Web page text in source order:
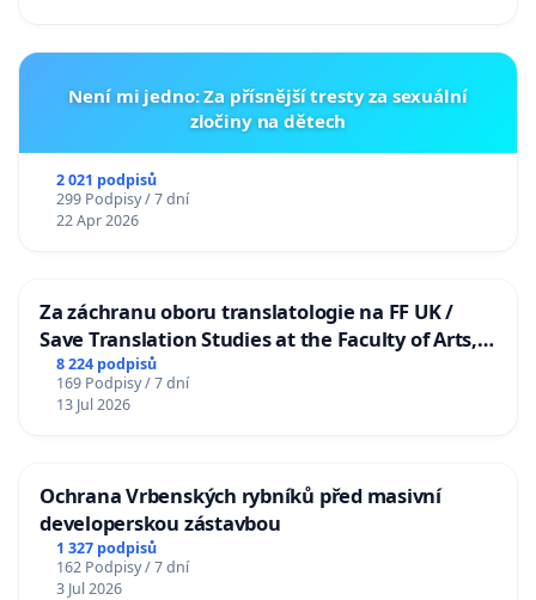
Není mi jedno: Za přísnější tresty za sexuální
zločiny na dětech
2 021 podpisů
299 Podpisy / 7 dní
22 Apr 2026
Za záchranu oboru translatologie na FF UK /
Save Translation Studies at the Faculty of Arts,
Charles University
8 224 podpisů
169 Podpisy / 7 dní
13 Jul 2026
Ochrana Vrbenských rybníků před masivní
developerskou zástavbou
1 327 podpisů
162 Podpisy / 7 dní
3 Jul 2026